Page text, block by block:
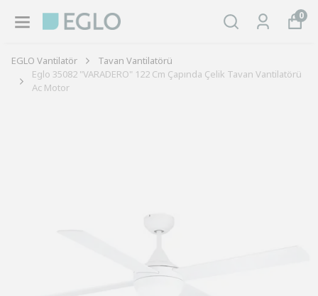
0
EGLO Vantilatör
Tavan Vantilatörü
Eglo 35082 "VARADERO" 122 Cm Çapında Çelik Tavan Vantilatörü
Ac Motor